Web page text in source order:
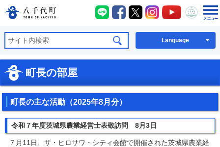
八千代町公式ホームページ
八千代町LINE
八千代町Facebook
八千代町X八千代町Instagram
八千代町
八千
Language
町長の部屋
町長の主な活動（2025年8月分）
令和７年度茨城県農業経営士表敬訪問 8月3日
７月11日、ザ・ヒロサワ・シティ会館で開催された茨城県農業経